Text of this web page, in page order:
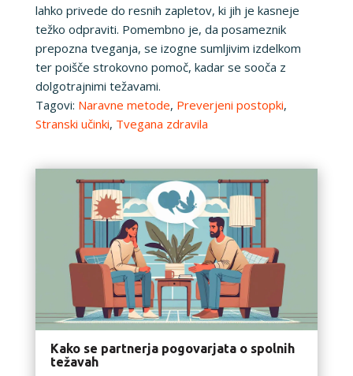
lahko privede do resnih zapletov, ki jih je kasneje
težko odpraviti. Pomembno je, da posameznik
prepozna tveganja, se izogne sumljivim izdelkom
ter poišče strokovno pomoč, kadar se sooča z
dolgotrajnimi težavami.
Tagovi: Naravne metode, Preverjeni postopki,
Stranski učinki, Tvegana zdravila
Kako se partnerja pogovarjata o spolnih
težavah